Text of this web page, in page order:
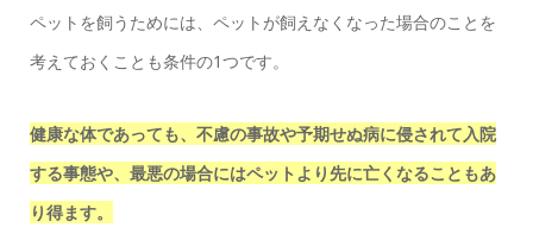
ペットを飼うためには、ペットが飼えなくなった場合のことを
考えておくことも条件の1つです。
健康な体であっても、不慮の事故や予期せぬ病に侵されて入院
する事態や、最悪の場合にはペットより先に亡くなることもあ
り得ます。